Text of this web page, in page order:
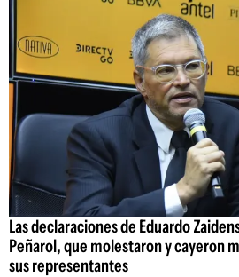
Las declaraciones de Eduardo
Peñarol, que molestaron y cayeron
sus representantes